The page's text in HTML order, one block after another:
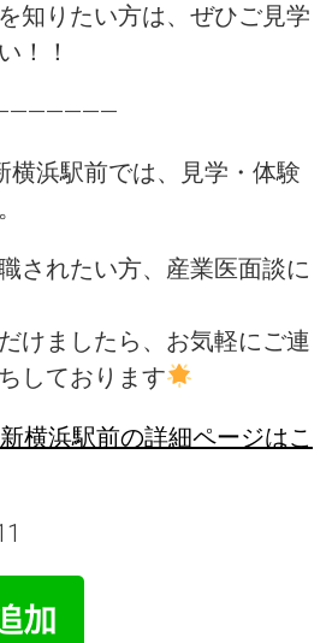
知りたい方は、ぜひご見学
！！
横浜駅前では、見学・体験
されたい方、産業医面談に
けましたら、お気軽にご連
しております
横浜駅前の詳細ページはこ